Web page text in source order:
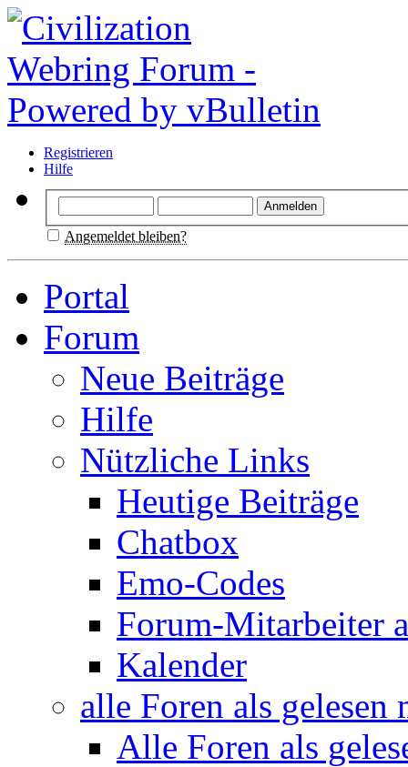
Registrieren
Hilfe
Angemeldet bleiben?
Portal
Forum
Neue Beiträge
Hilfe
Nützliche Links
Heutige Beiträge
Chatbox
Emo-Codes
Forum-Mitarbeiter
Kalender
alle Foren als gelesen
Alle Foren als